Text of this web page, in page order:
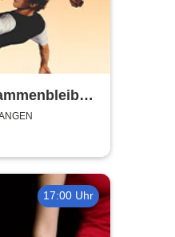
17:00 Uhr